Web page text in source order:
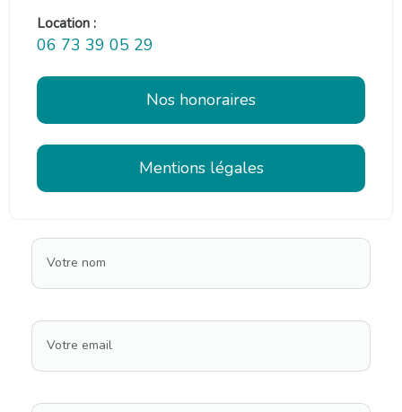
Location :
06 73 39 05 29
Nos honoraires
Mentions légales
Votre nom
Votre email